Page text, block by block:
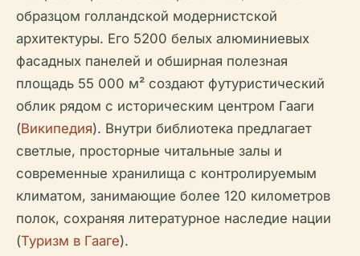
образцом голландской модернистской
архитектуры. Его 5200 белых алюминиевых
фасадных панелей и обширная полезная
площадь 55 000 м² создают футуристический
облик рядом с историческим центром Гааги
(Википедия). Внутри библиотека предлагает
светлые, просторные читальные залы и
современные хранилища с контролируемым
климатом, занимающие более 120 километров
полок, сохраняя литературное наследие нации
(Туризм в Гааге).